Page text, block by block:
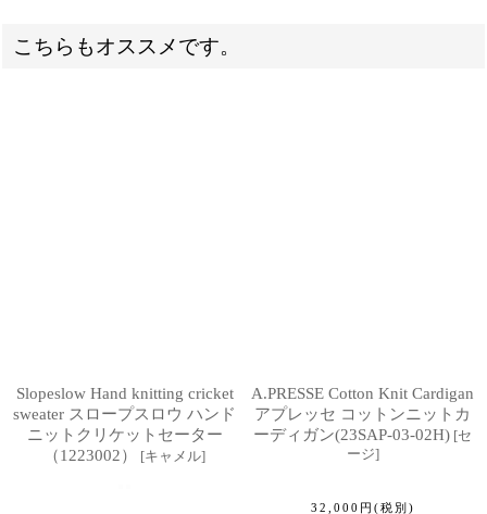
こちらもオススメです。
Slopeslow Hand knitting cricket
sweater スロープスロウ ハンド
ニットクリケットセーター
（1223002）
[キャメル]
A.PRESSE Cotton Knit Cardigan
アプレッセ コットンニットカ
ーディガン(23SAP-03-02H) [セ
ージ]
32,000 円 (税別)